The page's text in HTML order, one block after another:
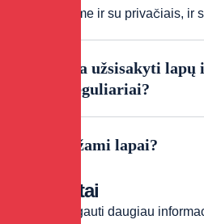
Taip, dirbame ir su privačiais, ir
Ar galima užsisakyti lapų
rudenį reguliariai?
Kur išvežami lapai?
Kontaktai
Norėdami gauti daugiau